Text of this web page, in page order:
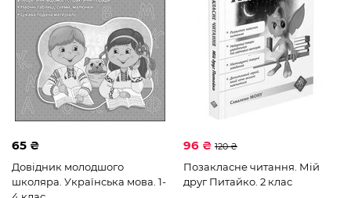
65 ₴
Довідник молодшого
школяра. Українська мова. 1-
96 ₴ 120 ₴
Позакласне читання. Мій
друг Питайко. 2 клас